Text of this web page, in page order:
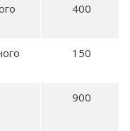
400
150
900